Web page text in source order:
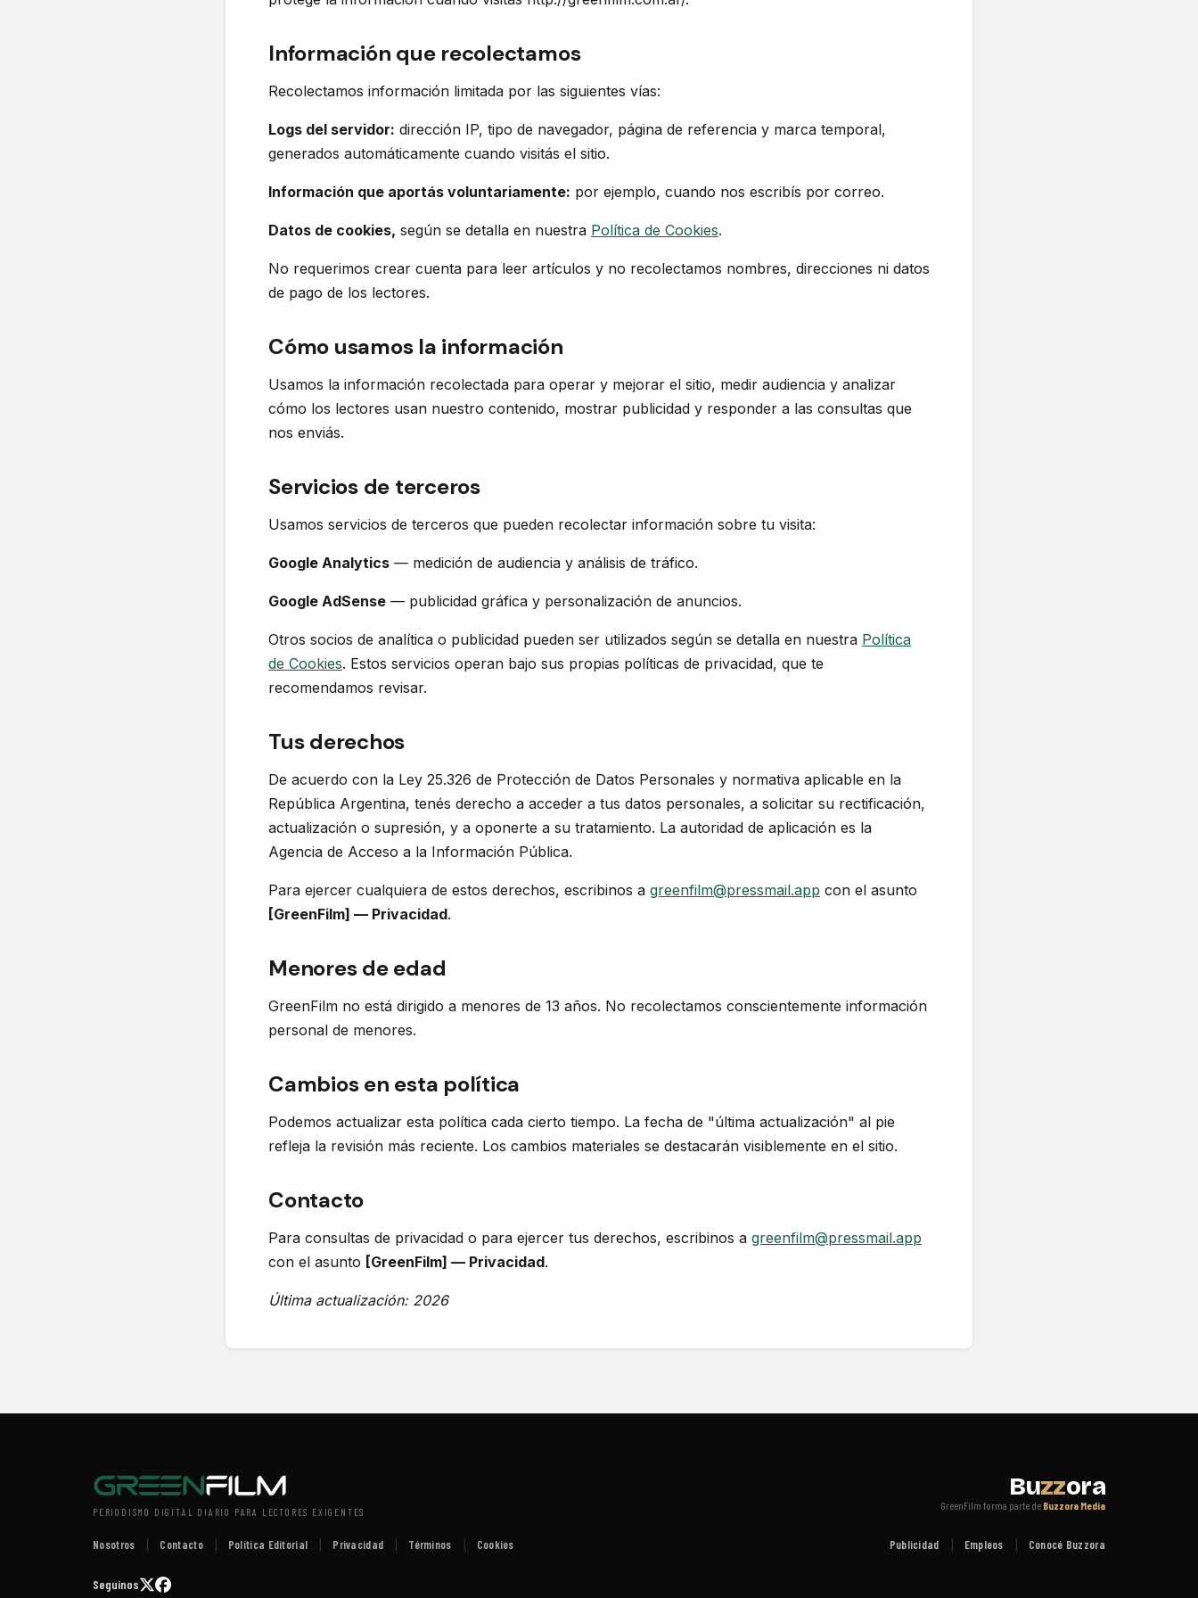
Información que recolectamos
Recolectamos información limitada por las siguientes vías:
Logs del servidor: dirección IP, tipo de navegador, página de referencia y marca temporal,
generados automáticamente cuando visitás el sitio.
Información que aportás voluntariamente: por ejemplo, cuando nos escribís por correo.
Datos de cookies, según se detalla en nuestra Política de Cookies.
No requerimos crear cuenta para leer artículos y no recolectamos nombres, direcciones ni datos
de pago de los lectores.
Cómo usamos la información
Usamos la información recolectada para operar y mejorar el sitio, medir audiencia y analizar
cómo los lectores usan nuestro contenido, mostrar publicidad y responder a las consultas que
nos enviás.
Servicios de terceros
Usamos servicios de terceros que pueden recolectar información sobre tu visita:
Google Analytics — medición de audiencia y análisis de tráfico.
Google AdSense — publicidad gráfica y personalización de anuncios.
Otros socios de analítica o publicidad pueden ser utilizados según se detalla en nuestra Política
de Cookies. Estos servicios operan bajo sus propias políticas de privacidad, que te
recomendamos revisar.
Tus derechos
De acuerdo con la Ley 25.326 de Protección de Datos Personales y normativa aplicable en la
República Argentina, tenés derecho a acceder a tus datos personales, a solicitar su rectificación,
actualización o supresión, y a oponerte a su tratamiento. La autoridad de aplicación es la
Agencia de Acceso a la Información Pública.
Para ejercer cualquiera de estos derechos, escribinos a greenfilm@pressmail.app con el asunto
[GreenFilm] — Privacidad.
Menores de edad
GreenFilm no está dirigido a menores de 13 años. No recolectamos conscientemente información
personal de menores.
Cambios en esta política
Podemos actualizar esta política cada cierto tiempo. La fecha de "última actualización" al pie
refleja la revisión más reciente. Los cambios materiales se destacarán visiblemente en el sitio.
Contacto
Para consultas de privacidad o para ejercer tus derechos, escribinos a greenfilm@pressmail.app
con el asunto [GreenFilm] — Privacidad.
Última actualización: 2026
PERIODISMO DIGITAL DIARIO PARA LECTORES EXIGENTES
Buzzora
GreenFilm forma parte de Buzzora Media
Nosotros Contacto Política Editorial Privacidad Términos Cookies Publicidad Empleos Conocé Buzzora
Seguinos